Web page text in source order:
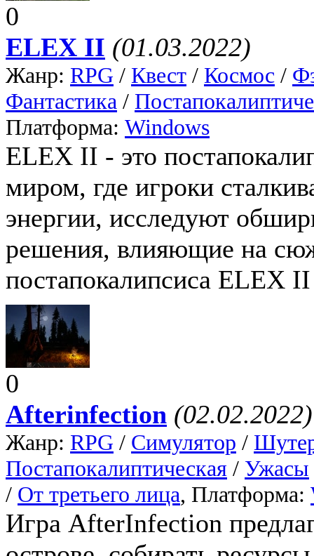
0
ELEX II (01.03.2022)
Жанр: RPG / Квест / Космос /
Фантастика /
Платформа: Windows
ЕLEX II - это
миром, где игроки
энергии, исследуют
решения, влияющие на
постапокалипсиса ELEX
0
Afterinfection (02.02.2022)
Жанр: RPG / Симулятор /
Постапокалиптическая / Ужасы
/ От третьего лица, Платформа:
Игра AfterInfection